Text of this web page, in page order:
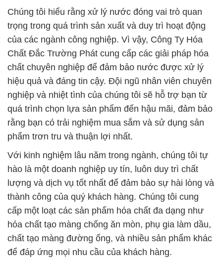
Chúng tôi hiểu rằng xử lý nước đóng vai trò quan
trọng trong quá trình sản xuất và duy trì hoạt động
của các ngành công nghiệp. Vì vậy, Công Ty Hóa
Chất Đắc Trường Phát cung cấp các giải pháp hóa
chất chuyên nghiệp để đảm bảo nước được xử lý
hiệu quả và đáng tin cậy. Đội ngũ nhân viên chuyên
nghiệp và nhiệt tình của chúng tôi sẽ hỗ trợ bạn từ
quá trình chọn lựa sản phẩm đến hậu mãi, đảm bảo
rằng bạn có trải nghiệm mua sắm và sử dụng sản
phẩm trơn tru và thuận lợi nhất.
Với kinh nghiệm lâu năm trong ngành, chúng tôi tự
hào là một doanh nghiệp uy tín, luôn duy trì chất
lượng và dịch vụ tốt nhất để đảm bảo sự hài lòng và
thành công của quý khách hàng. Chúng tôi cung
cấp một loạt các sản phẩm hóa chất đa dạng như
hóa chất tạo màng chống ăn mòn, phụ gia làm dầu,
chất tạo màng đường ống, và nhiều sản phẩm khác
để đáp ứng mọi nhu cầu của khách hàng.